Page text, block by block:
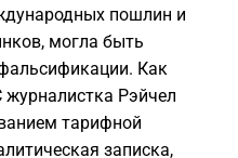
пошлин и
могла быть
Как
журналистка Рэйчел
тарифной
записка,